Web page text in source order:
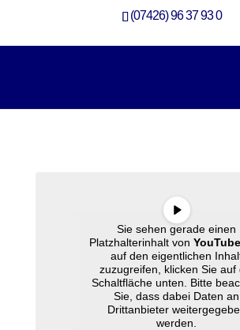
(07426) 96 37 93 0
Sie sehen gerade einen
Platzhalterinhalt von YouTube
auf den eigentlichen
zuzugreifen, klicken Sie auf
Schaltfläche unten. Bitte
Sie, dass dabei Daten an
Drittanbieter
werden.